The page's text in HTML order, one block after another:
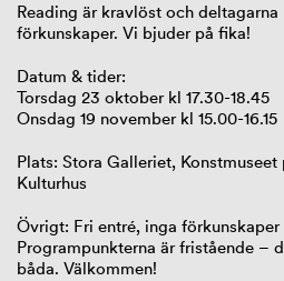
Reading är kravlöst och deltagarna
förkunskaper. Vi bjuder på fika!
Datum & tider:
Torsdag 23 oktober kl 17.30-18.45
Onsdag 19 november kl 15.00-16.15
Plats: Stora Galleriet, Konstmuseet
Kulturhus
Övrigt: Fri entré, inga
Programpunkterna är fristående –
båda. Välkommen!